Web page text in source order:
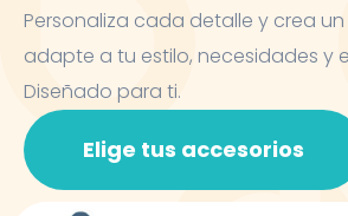
Personaliza cada detalle y crea
adapte a tu estilo, necesidades y
Diseñado para ti.
Elige tus accesorios